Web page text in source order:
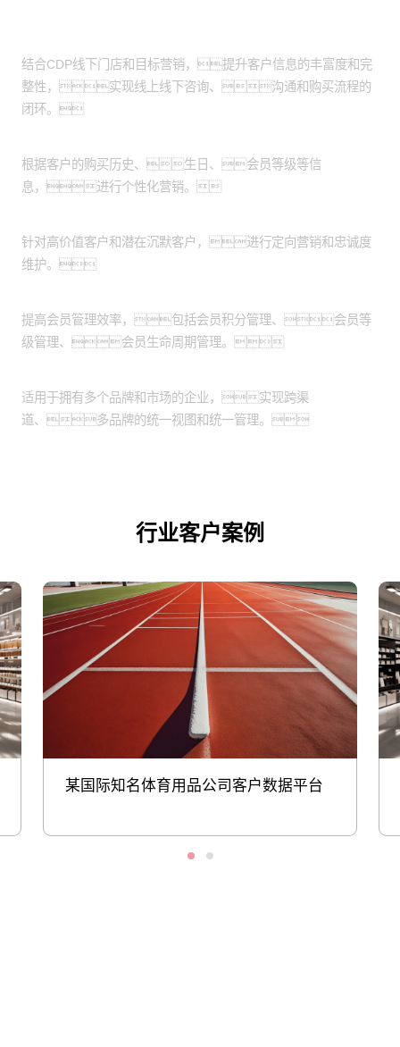
结合CDP线下门店和目标营销，提升客户信息的丰富度和完
整性，实现线上线下咨询、沟通和购买流程的
闭环。
根据客户的购买历史、生日、会员等级等信
息，进行个性化营销。
针对高价值客户和潜在沉默客户，进行定向营销和忠诚度
维护。
提高会员管理效率，包括会员积分管理、会员等
级管理、会员生命周期管理。
适用于拥有多个品牌和市场的企业，实现跨渠
道、多品牌的统一视图和统一管理。
行业客户案例
某国际知名体育用品公司客户数据平台